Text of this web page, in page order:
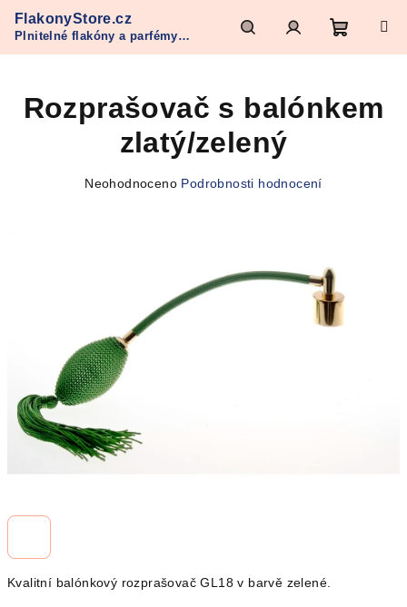
obsah
FlakonyStore.cz
Plnitelné flakóny a parfémy
Refan
HledatPřihlášeníNákupní
košík
Kvalitní balónkový rozprašovač GL18 v barvě zelené.
Rozprašovač s balónkem
zlatý/zelený
Průměrné
Neohodnoceno Podrobnosti hodnocení